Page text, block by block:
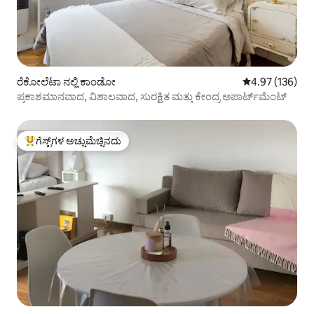
ರೆಕೋಲೆಟಾ ನಲ್ಲಿ ಕಾಂಡೋ 5 ರಲ್ಲಿ 4.97
4.97 (136)
ಪ್ರಕಾಶಮಾನವಾದ, ವಿಶಾಲವಾದ, ಸುರಕ್ಷಿತ ಮತ್ತು ಕೇಂದ್ರ ಅಪಾರ್ಟ್‌ಮೆಂಟ್
ಗೆಸ್ಟ್‌ಗಳಿಗೆ ಅತಿ ಹೆಚ್ಚು ಅಚ್ಚುಮೆಚ್ಚಿನದು
ಗೆಸ್ಟ್‌ಗಳ ಅಚ್ಚುಮೆಚ್ಚಿನದು